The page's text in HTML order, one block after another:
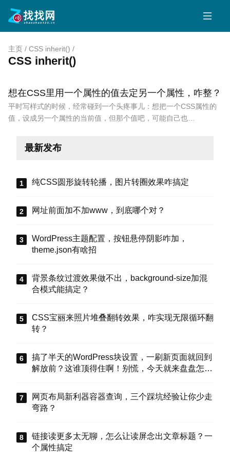
主页 / CSS inherit() /
CSS inherit()
想在CSS里用一个属性的值去定另一个属性，咋整？
平时写样式的时候，经常碰到一个头疼事儿：想把一个CSS属性的
值，设成另一个属性的当前值，但那个值吧，可能自己也…
最新发布
纯CSS圆形旋转轮播，图片转圈效果咋搞定
网址前面加不加www，到底哪个对？
WordPress主题配置，按钮悬停阴影咋加，
theme.json有啥招
背景条纹过渡效果做不出，background-size加混
合模式能搞定？
CSS宝丽来照片堆叠翻转效果，咋实现无限循环翻
转？
搞了半天的WordPress块设置，一刷新页面就回到
解放前？这谁顶得住啊！别慌，今天就来盘盘怎么
车”。
网页布局新利器容器查询，三个踩坑经验让你少走
弯路？
链接读更多太无聊，怎么让读屏念出文章标题？一
个属性搞定